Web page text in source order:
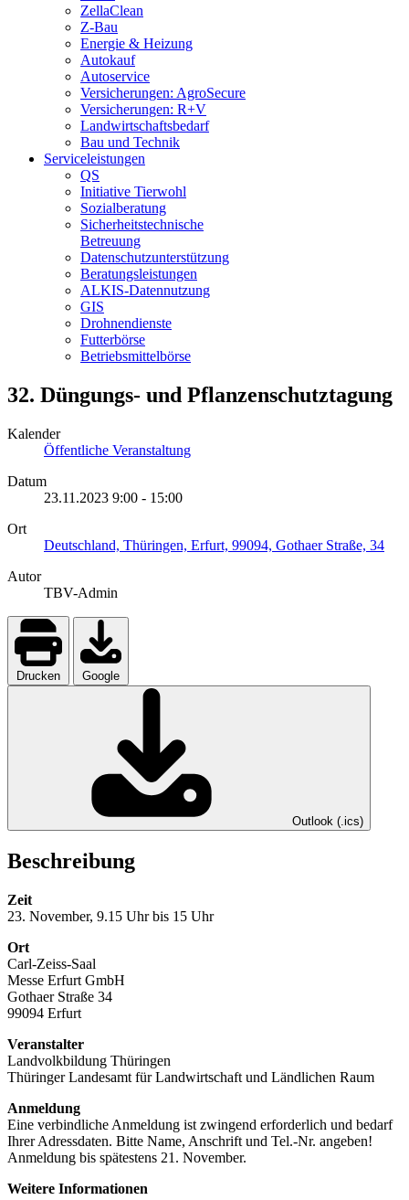
ZellaClean
Z-Bau
Energie & Heizung
Autokauf
Autoservice
Versicherungen: AgroSecure
Versicherungen: R+V
Landwirtschaftsbedarf
Bau und Technik
Service­­leistungen
QS
Initiative Tierwohl
Sozialberatung
Sicherheitstechnische
Betreuung
Datenschutzunterstützung
Beratungsleistungen
ALKIS-Datennutzung
GIS
Drohnendienste
Futterbörse
Betriebsmittelbörse
32. Düngungs- und Pflanzenschutztagung
Kalender
Öffentliche Veranstaltung
Datum
23.11.2023 9:00 - 15:00
Ort
Deutschland, Thüringen, Erfurt, 99094, Gothaer Straße, 34
Autor
TBV-Admin
Drucken Google
Outlook (.ics)
Beschreibung
Zeit
23. November, 9.15 Uhr bis 15 Uhr
Ort
Carl-Zeiss-Saal
Messe Erfurt GmbH
Gothaer Straße 34
99094 Erfurt
Veranstalter
Landvolkbildung Thüringen
Thüringer Landesamt für Landwirtschaft und Ländlichen Raum
Anmeldung
Eine verbindliche Anmeldung ist zwingend erforderlich und bedarf
Ihrer Adressdaten. Bitte Name, Anschrift und Tel.-Nr. angeben!
Anmeldung bis spätestens 21. November.
Weitere Informationen